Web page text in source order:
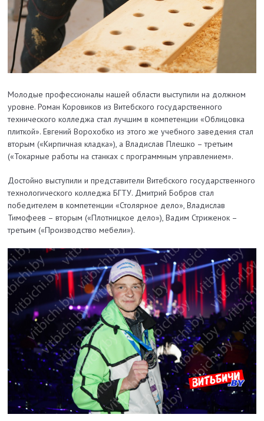
Молодые профессионалы нашей области выступили на должном
уровне. Роман Коровиков из Витебского государственного
технического колледжа стал лучшим в компетенции «Облицовка
плиткой». Евгений Ворохобко из этого же учебного заведения стал
вторым («Кирпичная кладка»), а Владислав Плешко – третьим
(«Токарные работы на станках с программным управлением».
Достойно выступили и представители Витебского государственного
технологического колледжа БГТУ. Дмитрий Бобров стал
победителем в компетенции «Столярное дело», Владислав
Тимофеев – вторым («Плотницкое дело»), Вадим Стриженок ­–
третьим («Производство мебели»).